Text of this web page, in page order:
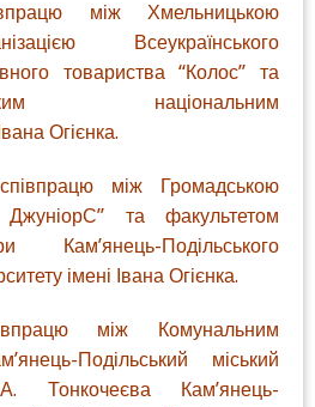
між Хмельницькою
Всеукраїнського
товариства “Колос” та
національним
Огієнка.
між Громадською
ДжуніорС” та факультетом
Кам’янець-Подільського
імені Івана Огієнка.
між Комунальним
Подільський міський
Тонкочеєва Кам’янець-